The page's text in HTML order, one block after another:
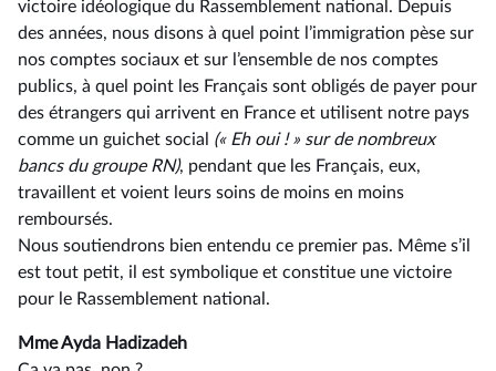
victoire idéologique du Rassemblement national. Depuis
des années, nous disons à quel point l’immigration pèse sur
nos comptes sociaux et sur l’ensemble de nos comptes
publics, à quel point les Français sont obligés de payer pour
des étrangers qui arrivent en France et utilisent notre pays
comme un guichet social
(« Eh oui ! » sur de nombreux
bancs du groupe RN), pendant que les Français, eux,
travaillent et voient leurs soins de moins en moins
remboursés.
Nous soutiendrons bien entendu ce premier pas. Même s’il
est tout petit, il est symbolique et constitue une victoire
pour le Rassemblement national.
Mme Ayda Hadizadeh